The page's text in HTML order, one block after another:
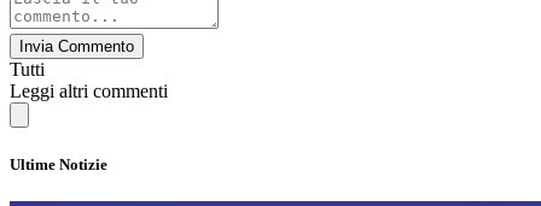
Invia Commento
Tutti
Leggi altri commenti
Ultime Notizie